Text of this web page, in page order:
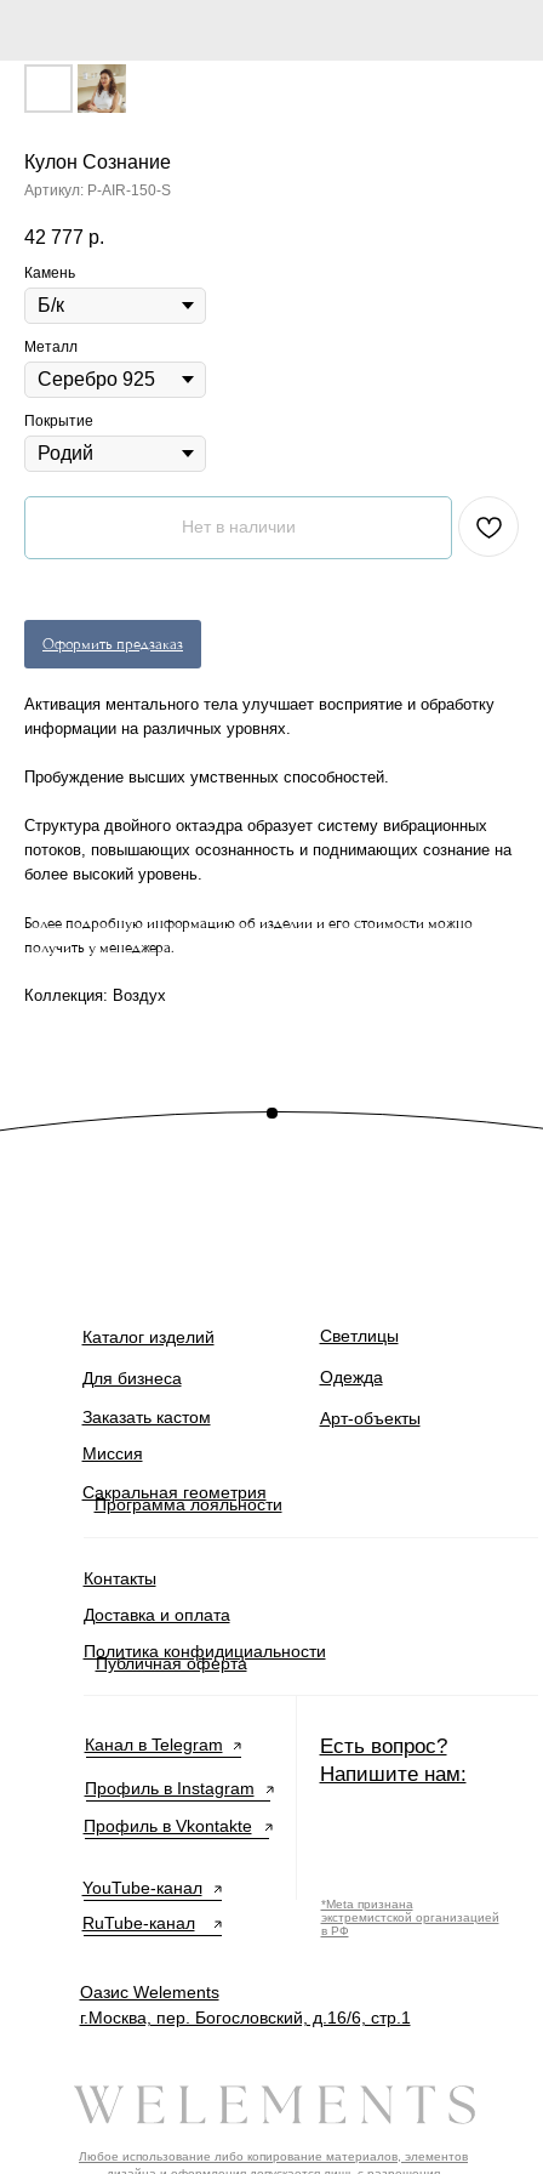
Кулон Сознание
Артикул: P-AIR-150-S
42 777 р.
Камень
Металл
Покрытие
Нет в наличии
Оформить предзаказ
Активация ментального тела улучшает восприятие и обработку
информации на различных уровнях.
Пробуждение высших умственных способностей.
Структура двойного октаэдра образует систему вибрационных
потоков, повышающих осознанность и поднимающих сознание на
более высокий уровень.
Более подробную информацию об изделии и его стоимости можно
получить у менеджера.
Коллекция: Воздух
Каталог изделий
Оазис Welements
г.Москва, пер. Богословский, д.16/6, стр.1
Для бизнеса
Сакральная геометрия
Программа лояльности
Одежда
Политика конфидициальности
Публичная оферта
Доставка и оплата
Миссия
Арт-объекты
Заказать кастом
Контакты
Профиль в Instagram
Профиль в Vkontakte
*Meta признана
экстремистской организацией
в РФ
Любое использование либо копирование материалов, элементов
Есть вопрос?
Напишите нам:
Канал в Telegram
RuTube-канал
YouTube-канал
Светлицы